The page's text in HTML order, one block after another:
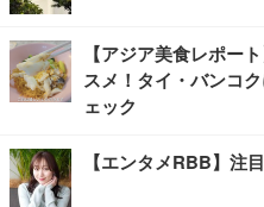
【アジア美食レポー
スメ！タイ・バンコ
ェック
【エンタメRBB】注